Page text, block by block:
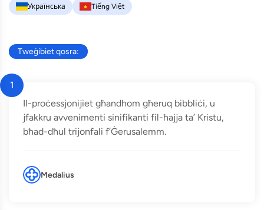
Українська
Tiếng Việt
Tweġibiet qosra:
1
Il-proċessjonijiet għandhom għeruq bibbliċi, u
jfakkru avvenimenti sinifikanti fil-ħajja ta’ Kristu,
bħad-dħul trijonfali f’Ġerusalemm.
Medalius